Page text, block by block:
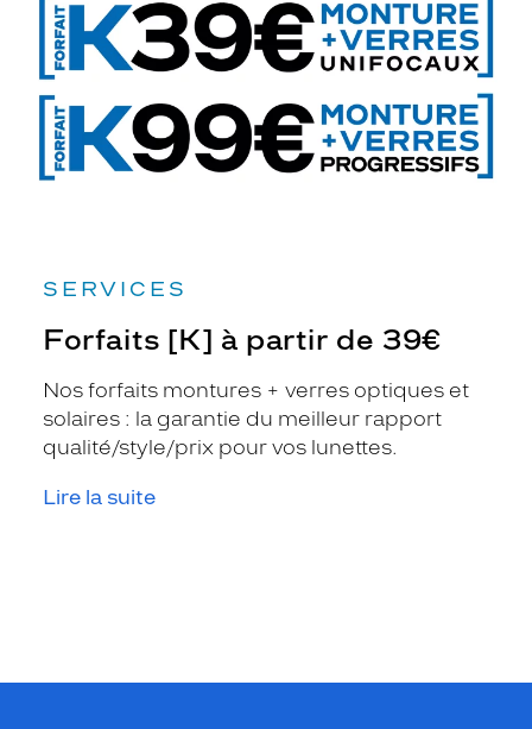
SERVICES
Forfaits [K] à partir de 39€
Nos forfaits montures + verres optiques et
solaires : la garantie du meilleur rapport
qualité/style/prix pour vos lunettes.
Lire la suite
partir
39€